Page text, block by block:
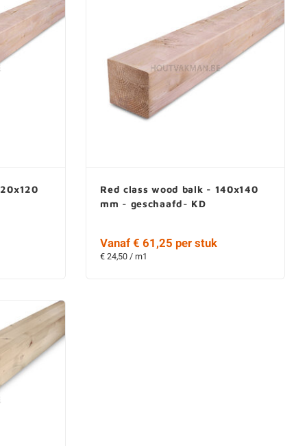
Red class wood balk - 140x140
mm - geschaafd- KD
Vanaf € 61,25 per stuk
€ 24,50 / m1